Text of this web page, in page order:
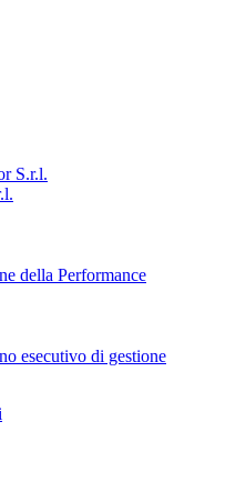
S.r.l.
della Performance
esecutivo di gestione